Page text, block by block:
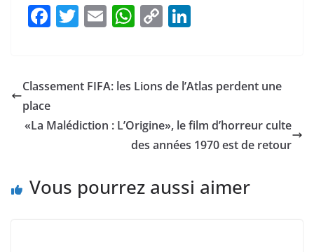
F
e
o
T
er
E
l
W
s
p
p
C
y
n
k
e
n
Classement FIFA: les Lions de l’Atlas perdent une
place
«La Malédiction : L’Origine», le film d’horreur culte
des années 1970 est de retour
Vous pourrez aussi aimer